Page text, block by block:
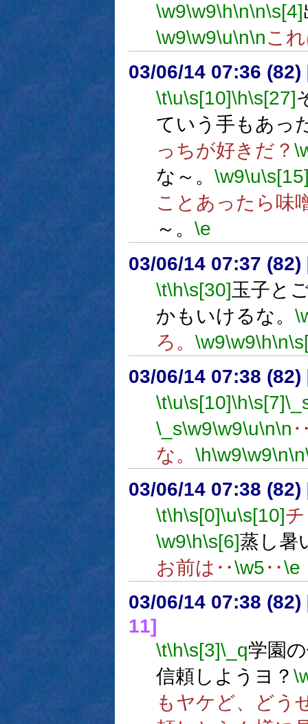
\w9\w9\h\n\n\s[4]
\w9\w9\u\n\nこ
03/06/14 07:36 (82)
\t\u\s[10]\h\s[27]
ていう手もあっ
っちが好きだ？
な～。 \w9\u
ことあったら味
～。 \e
03/06/14 07:37 (82)
\t\h\s[30]玉子と
かもいけるな。
ろ。 \w9\w9\h\n
03/06/14 07:38 (82)
\t\u\s[10]\h\s[7]
\_s\w9\w9\u\n\n
な。 \h\w9\w9\n\n
03/06/14 07:38 (82)
\t\h\s[0]\u\s[10]
\w9\h\s[6]蒸し暑
お前は‥\w5‥\e
03/06/14 07:38 (82)
11]
\t\h\s[3]\_q学園
信頼しようヨ？
もヤケど、どう